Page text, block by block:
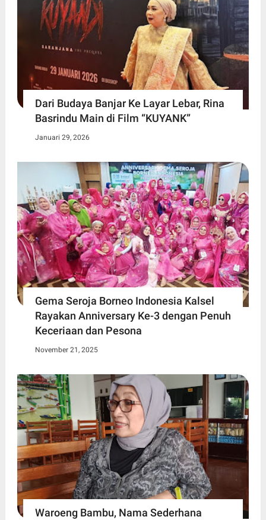
Dari Budaya Banjar Ke Layar Lebar, Rina
Basrindu Main di Film “KUYANK”
Januari 29, 2026
Gema Seroja Borneo Indonesia Kalsel
Rayakan Anniversary Ke-3 dengan Penuh
Keceriaan dan Pesona
November 21, 2025
Waroeng Bambu, Nama Sederhana